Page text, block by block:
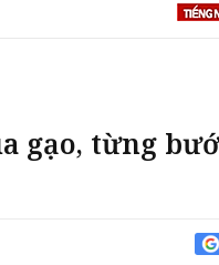
gạo, từng